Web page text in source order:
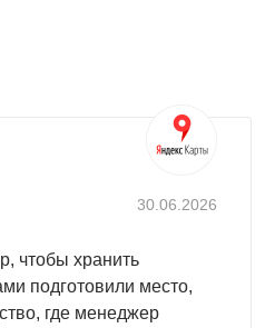
оцинкованной стали
пространства подойдут
Используйте с этой
30.06.2026
чтобы хранить
подготовили место,
где менеджер